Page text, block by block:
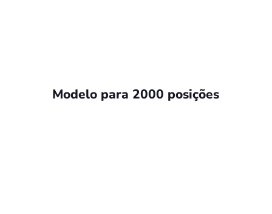
Modelo para 2000 posições